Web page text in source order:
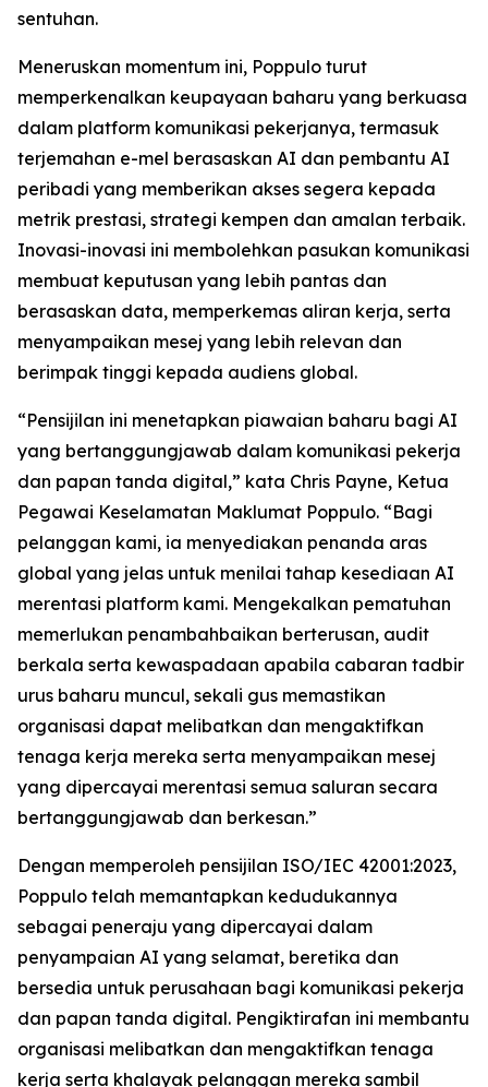
sentuhan.
Meneruskan momentum ini, Poppulo turut
memperkenalkan keupayaan baharu yang berkuasa
dalam platform komunikasi pekerjanya, termasuk
terjemahan e-mel berasaskan AI dan pembantu AI
peribadi yang memberikan akses segera kepada
metrik prestasi, strategi kempen dan amalan terbaik.
Inovasi-inovasi ini membolehkan pasukan komunikasi
membuat keputusan yang lebih pantas dan
berasaskan data, memperkemas aliran kerja, serta
menyampaikan mesej yang lebih relevan dan
berimpak tinggi kepada audiens global.
“Pensijilan ini menetapkan piawaian baharu bagi AI
yang bertanggungjawab dalam komunikasi pekerja
dan papan tanda digital,” kata Chris Payne, Ketua
Pegawai Keselamatan Maklumat Poppulo. “Bagi
pelanggan kami, ia menyediakan penanda aras
global yang jelas untuk menilai tahap kesediaan AI
merentasi platform kami. Mengekalkan pematuhan
memerlukan penambahbaikan berterusan, audit
berkala serta kewaspadaan apabila cabaran tadbir
urus baharu muncul, sekali gus memastikan
organisasi dapat melibatkan dan mengaktifkan
tenaga kerja mereka serta menyampaikan mesej
yang dipercayai merentasi semua saluran secara
bertanggungjawab dan berkesan.”
Dengan memperoleh pensijilan ISO/IEC 42001:2023,
Poppulo telah memantapkan kedudukannya
sebagai peneraju yang dipercayai dalam
penyampaian AI yang selamat, beretika dan
bersedia untuk perusahaan bagi komunikasi pekerja
dan papan tanda digital. Pengiktirafan ini membantu
organisasi melibatkan dan mengaktifkan tenaga
kerja serta khalayak pelanggan mereka sambil